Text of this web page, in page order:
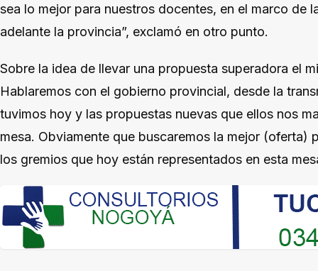
sea lo mejor para nuestros docentes, en el marco de
adelante la provincia”, exclamó en otro punto.
Sobre la idea de llevar una propuesta superadora el
Hablaremos con el gobierno provincial, desde la
tuvimos hoy y las propuestas nuevas que ellos nos
mesa. Obviamente que buscaremos la mejor (oferta)
los gremios que hoy están representados en esta